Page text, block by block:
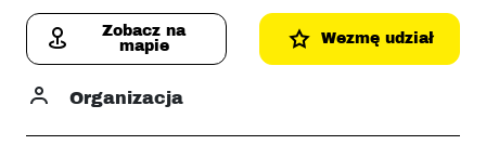
Zobacz na
mapie
Wezmę udział
Organizacja